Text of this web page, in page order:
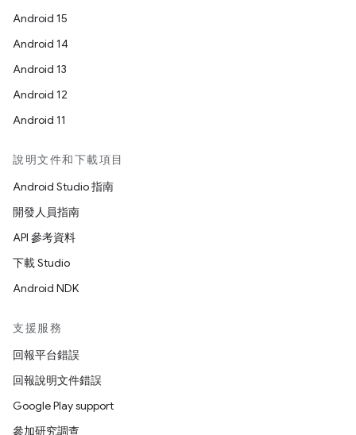
Android 15
Android 14
Android 13
Android 12
Android 11
說明文件和下載項目
Android Studio 指南
開發人員指南
API 參考資料
下載 Studio
Android NDK
支援服務
回報平台錯誤
回報說明文件錯誤
Google Play support
參加研究調查